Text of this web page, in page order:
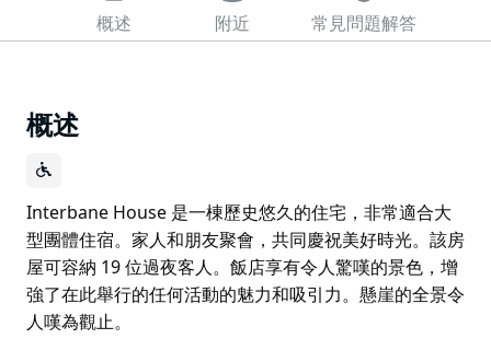
概述 附近 常見問題解答
概述
Interbane House 是一棟歷史悠久的住宅，非常適合大
型團體住宿。家人和朋友聚會，共同慶祝美好時光。該房
屋可容納 19 位過夜客人。飯店享有令人驚嘆的景色，增
強了在此舉行的任何活動的魅力和吸引力。懸崖的全景令
人嘆為觀止。